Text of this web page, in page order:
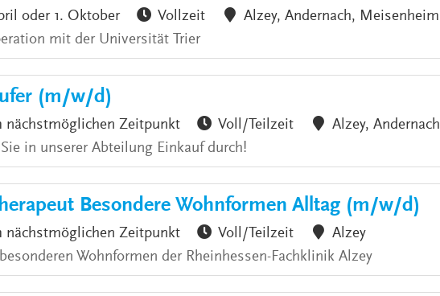
oder 1. Oktober Vollzeit
Alzey, Andernach, Meisenheim
mit der Universität Trier
(m/w/d)
nächstmöglichen Zeitpunkt Voll/Teilzeit
Alzey, Andernach
in unserer Abteilung Einkauf durch!
Besondere Wohnformen Alltag (m/w/d)
nächstmöglichen Zeitpunkt Voll/Teilzeit
Alzey
Wohnformen der Rheinhessen-Fachklinik Alzey